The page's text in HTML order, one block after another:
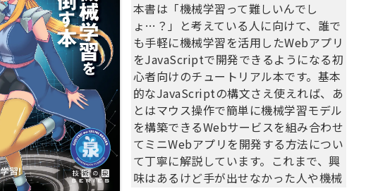
上げます。
後半では、PyTorchによるさまざまなデ
ィープラーニングの手法を説明。
PyTorchの仕組みを示したあと、CNN／
RNN／Transformerといったモデルの実
装を解説。
敵対的生成ネットワーク、グラフニュー
ラルネットワーク、強化学習もカバー。
◎本書は『Machine Learning with
本書は「機械学習って難しいんでし
ょ…？」と考えている人に向けて、誰で
も手軽に機械学習を活用したWebアプリ
をJavaScriptで開発できるようになる初
心者向けのチュートリアル本です。基本
的なJavaScriptの構文さえ使えれば、あ
とはマウス操作で簡単に機械学習モデル
を構築できるWebサービスを組み合わせ
てミニWebアプリを開発する方法につい
て丁寧に解説しています。これまで、興
味はあるけど手が出せなかった人や機械